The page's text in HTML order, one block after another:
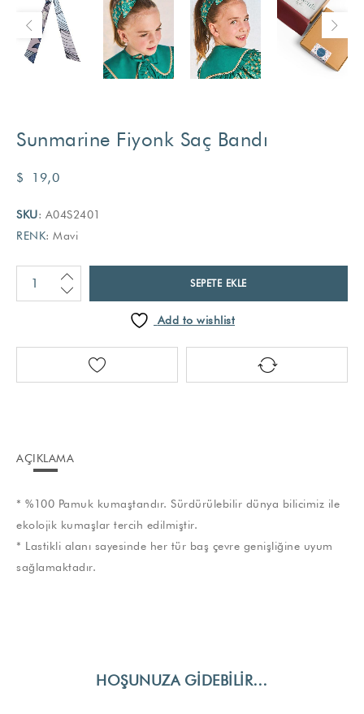
Sunmarine Fiyonk Saç Bandı
$ 19,0
SKU: A04S2401
RENK: Mavi
SEPETE EKLE
Add to wishlist
AÇIKLAMA
* %100 Pamuk kumaştandır. Sürdürülebilir dünya bilicimiz ile
ekolojik kumaşlar tercih edilmiştir.
* Lastikli alanı sayesinde her tür baş çevre genişliğine uyum
sağlamaktadır.
HOŞUNUZA GIDEBILIR…